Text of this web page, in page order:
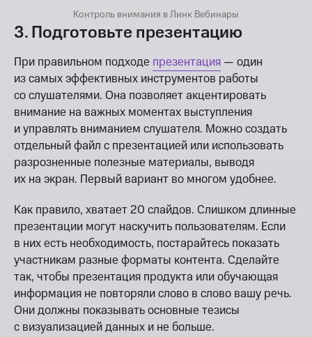
Контроль внимания в Линк Вебинары
3. Подготовьте презентацию
При правильном подходе презентация — один
из самых эффективных инструментов работы
со слушателями. Она позволяет акцентировать
внимание на важных моментах выступления
и управлять вниманием слушателя. Можно создать
отдельный файл с презентацией или использовать
разрозненные полезные материалы, выводя
их на экран. Первый вариант во многом удобнее.
Как правило, хватает 20 слайдов. Слишком длинные
презентации могут наскучить пользователям. Если
в них есть необходимость, постарайтесь показать
участникам разные форматы контента. Сделайте
так, чтобы презентация продукта или обучающая
информация не повторяли слово в слово вашу речь.
Они должны показывать основные тезисы
с визуализацией данных и не больше.